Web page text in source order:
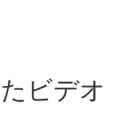
ビデオ